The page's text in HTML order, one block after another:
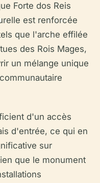
Forte dos Reis
est renforcée
que l'arche effilée
des Rois Mages,
un mélange unique
d'un accès
d'entrée, ce qui en
sur
que le monument